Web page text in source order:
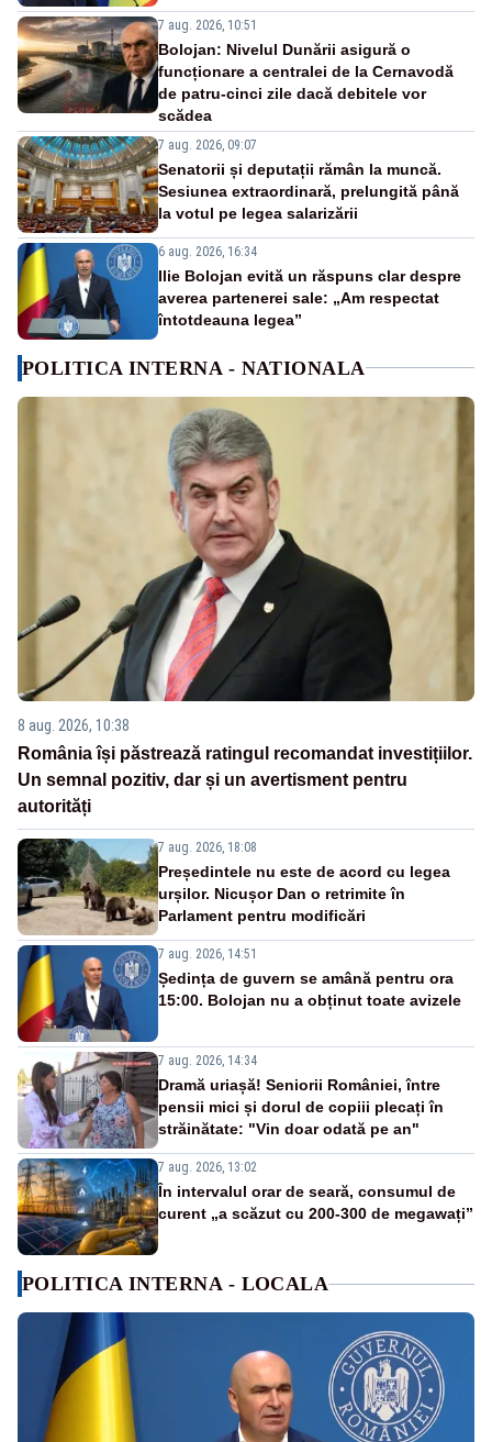
7 aug. 2026, 10:51
Bolojan: Nivelul Dunării asigură o
funcționare a centralei de la Cernavodă
de patru-cinci zile dacă debitele vor
scădea
7 aug. 2026, 09:07
Senatorii și deputații rămân la muncă.
Sesiunea extraordinară, prelungită până
la votul pe legea salarizării
6 aug. 2026, 16:34
Ilie Bolojan evită un răspuns clar despre
averea partenerei sale: „Am respectat
întotdeauna legea”
POLITICA INTERNA - NATIONALA
8 aug. 2026, 10:38
România își păstrează ratingul recomandat investițiilor.
Un semnal pozitiv, dar și un avertisment pentru
autorități
7 aug. 2026, 18:08
Președintele nu este de acord cu legea
urșilor. Nicușor Dan o retrimite în
Parlament pentru modificări
7 aug. 2026, 14:51
Ședința de guvern se amână pentru ora
15:00. Bolojan nu a obținut toate avizele
7 aug. 2026, 14:34
Dramă uriașă! Seniorii României, între
pensii mici și dorul de copiii plecați în
străinătate: "Vin doar odată pe an"
7 aug. 2026, 13:02
În intervalul orar de seară, consumul de
curent „a scăzut cu 200-300 de megawați”
POLITICA INTERNA - LOCALA